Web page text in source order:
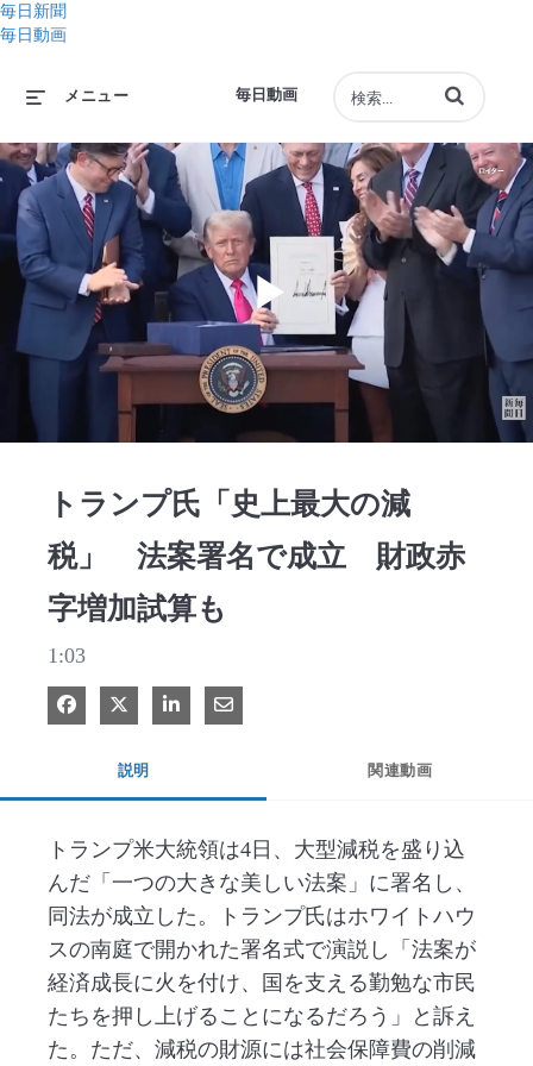
毎日新聞
毎日動画
毎日動画
メニュー 動画の検索語句
Play
トランプ氏「史上最大の減
税」 法案署名で成立 財政赤
字増加試算も
1:03
Facebook で共有
Xで共有する
LinkedIn で共有
電子メールで共有
説明 関連動画
トランプ米大統領は4日、大型減税を盛り込
んだ「一つの大きな美しい法案」に署名し、
同法が成立した。トランプ氏はホワイトハウ
スの南庭で開かれた署名式で演説し「法案が
経済成長に火を付け、国を支える勤勉な市民
たちを押し上げることになるだろう」と訴え
た。ただ、減税の財源には社会保障費の削減